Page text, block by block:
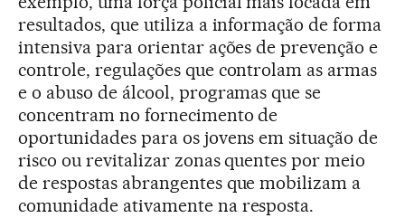
resultados, que utiliza a informação de forma
intensiva para orientar ações de prevenção e
controle, regulações que controlam as armas
e o abuso de álcool, programas que se
concentram no fornecimento de
oportunidades para os jovens em situação de
risco ou revitalizar zonas quentes por meio
de respostas abrangentes que mobilizam a
comunidade ativamente na resposta.